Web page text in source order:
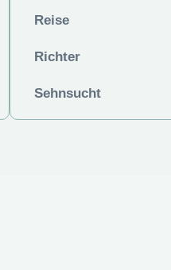
Reise
Richter
Sehnsucht